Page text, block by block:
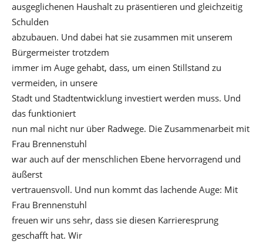
ausgeglichenen Haushalt zu präsentieren und gleichzeitig
Schulden
abzubauen. Und dabei hat sie zusammen mit unserem
Bürgermeister trotzdem
immer im Auge gehabt, dass, um einen Stillstand zu
vermeiden, in unsere
Stadt und Stadtentwicklung investiert werden muss. Und
das funktioniert
nun mal nicht nur über Radwege. Die Zusammenarbeit mit
Frau Brennenstuhl
war auch auf der menschlichen Ebene hervorragend und
äußerst
vertrauensvoll. Und nun kommt das lachende Auge: Mit
Frau Brennenstuhl
freuen wir uns sehr, dass sie diesen Karrieresprung
geschafft hat. Wir